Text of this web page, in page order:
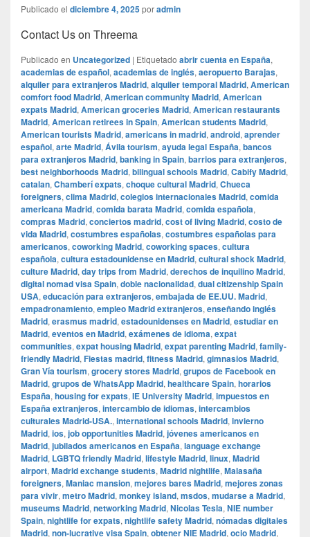
Publicado el diciembre 4, 2025poradmin
Contact Us on Threema
Publicado en Uncategorized | Etiquetado abrir cuenta en España,
academias de español, academias de inglés, aeropuerto Barajas,
alquiler para extranjeros Madrid, alquiler temporal Madrid, American
comfort food Madrid, American community Madrid, American
expats Madrid, American groceries Madrid, American restaurants
Madrid, American retirees in Spain, American students Madrid,
American tourists Madrid, americans in madrid, android, aprender
español, arte Madrid, Ávila tourism, ayuda legal España, bancos
para extranjeros Madrid, banking in Spain, barrios para extranjeros,
best neighborhoods Madrid, bilingual schools Madrid, Cabify Madrid,
catalan, Chamberí expats, choque cultural Madrid, Chueca
foreigners, clima Madrid, colegios internacionales Madrid, comida
americana Madrid, comida barata Madrid, comida española,
compras Madrid, conciertos madrid, cost of living Madrid, costo de
vida Madrid, costumbres españolas, costumbres españolas para
americanos, coworking Madrid, coworking spaces, cultura
española, cultura estadounidense en Madrid, cultural shock Madrid,
culture Madrid, day trips from Madrid, derechos de inquilino Madrid,
digital nomad visa Spain, doble nacionalidad, dual citizenship Spain
USA, educación para extranjeros, embajada de EE.UU. Madrid,
empadronamiento, empleo Madrid extranjeros, enseñando inglés
Madrid, erasmus madrid, estadounidenses en Madrid, estudiar en
Madrid, eventos en Madrid, exámenes de idioma, expat
communities, expat housing Madrid, expat parenting Madrid, family-
friendly Madrid, Fiestas madrid, fitness Madrid, gimnasios Madrid,
Gran Vía tourism, grocery stores Madrid, grupos de Facebook en
Madrid, grupos de WhatsApp Madrid, healthcare Spain, horarios
España, housing for expats, IE University Madrid, impuestos en
España extranjeros, intercambio de idiomas, intercambios
culturales Madrid-USA., international schools Madrid, invierno
Madrid, ios, job opportunities Madrid, jóvenes americanos en
Madrid, jubilados americanos en España, language exchange
Madrid, LGBTQ friendly Madrid, lifestyle Madrid, linux, Madrid
airport, Madrid exchange students, Madrid nightlife, Malasaña
foreigners, Maniac mansion, mejores bares Madrid, mejores zonas
para vivir, metro Madrid, monkey island, msdos, mudarse a Madrid,
museums Madrid, networking Madrid, Nicolas Tesla, NIE number
Spain, nightlife for expats, nightlife safety Madrid, nómadas digitales
Madrid, non-lucrative visa Spain, obtener NIE Madrid, ocio Madrid,